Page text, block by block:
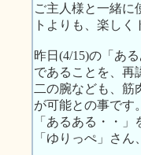
ご主人様と一緒に
トよりも、楽し
昨日(4/15)の「あ
であることを、再
二の腕なども、筋
が可能との事です
「あるある・・」
「ゆりっぺ」さ